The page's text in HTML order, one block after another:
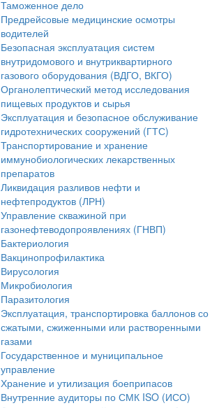
Таможенное дело
Предрейсовые медицинские осмотры
водителей
Безопасная эксплуатация систем
внутридомового и внутриквартирного
газового оборудования (ВДГО, ВКГО)
Органолептический метод исследования
пищевых продуктов и сырья
Эксплуатация и безопасное обслуживание
гидротехнических сооружений (ГТС)
Транспортирование и хранение
иммунобиологических лекарственных
препаратов
Ликвидация разливов нефти и
нефтепродуктов (ЛРН)
Управление скважиной при
газонефтеводопроявлениях (ГНВП)
Бактериология
Вакцинопрофилактика
Вирусология
Микробиология
Паразитология
Эксплуатация, транспортировка баллонов со
сжатыми, сжиженными или растворенными
газами
Государственное и муниципальное
управление
Хранение и утилизация боеприпасов
Внутренние аудиторы по СМК ISO (ИСО)